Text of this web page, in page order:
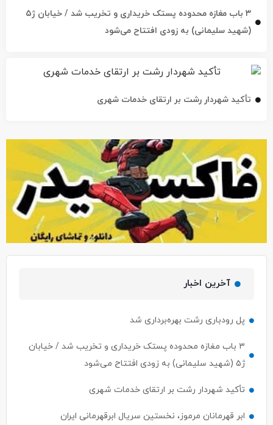
۳ باب مغازه محدوده پستک خریداری و تخریب شد / خیابان ژ۵
(شهید سلیمانی) به زودی افتتاح می‌شود
تأکید شهردار رشت بر ارتقای خدمات شهری
آخرین اخبار
پل رودباری رشت بهره‌برداری شد
۳ باب مغازه محدوده پستک خریداری و تخریب شد / خیابان
ژ۵ (شهید سلیمانی) به زودی افتتاح می‌شود
تأکید شهردار رشت بر ارتقای خدمات شهری
ابر قهرمانان مرموز، نخستین سریال ابرقهرمانی ایران